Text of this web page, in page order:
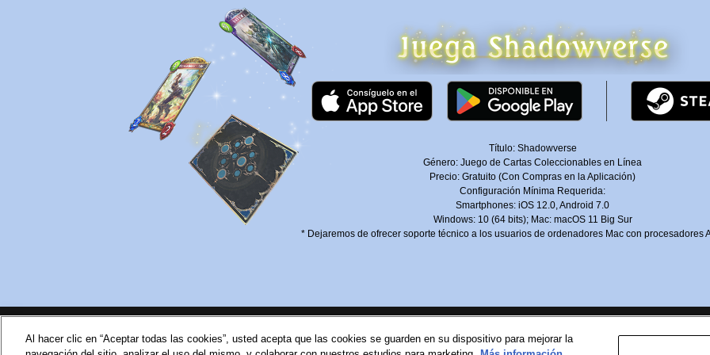
Título: Shadowverse
Género: Juego de Cartas Coleccionables en Línea
Precio: Gratuito (Con Compras en la Aplicación)
Configuración Mínima Requerida:
Smartphones: iOS 12.0, Android 7.0
Windows: 10 (64 bits); Mac: macOS 11 Big Sur
* Dejaremos de ofrecer soporte técnico a los usuarios de ordenadores Mac con procesadores
Al hacer clic en “Aceptar todas las cookies”, usted acepta que las cookies se guarden en su dispositivo para mejorar la